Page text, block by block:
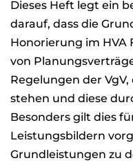
Dieses Heft legt ein
darauf, dass die
Honorierung im HVA
von
Regelungen der
stehen und diese
Besonders gilt dies
Leistungsbildern
Grundleistungen zu